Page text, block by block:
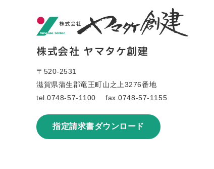
採用情報
地域に必要とされる仕事を
あなたの手で
私たちと一緒に
暮らしの未来をつくる仲間を
募集しています
。
VIEW MORE
株式会社 ヤマタケ創建
〒520-2531
滋賀県蒲生郡竜王町山之上3276番地
tel.0748-57-1100 fax.0748-57-1155
指定請求書ダウンロード